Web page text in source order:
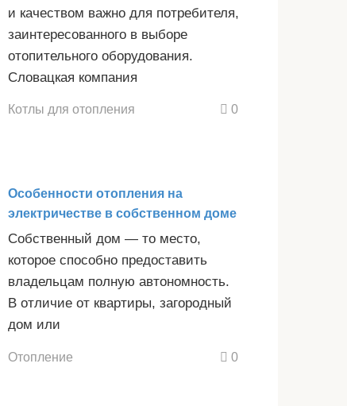
и качеством важно для потребителя,
заинтересованного в выборе
отопительного оборудования.
Словацкая компания
Котлы для отопления 0
Особенности отопления на
электричестве в собственном доме
Собственный дом — то место,
которое способно предоставить
владельцам полную автономность.
В отличие от квартиры, загородный
дом или
Отопление 0